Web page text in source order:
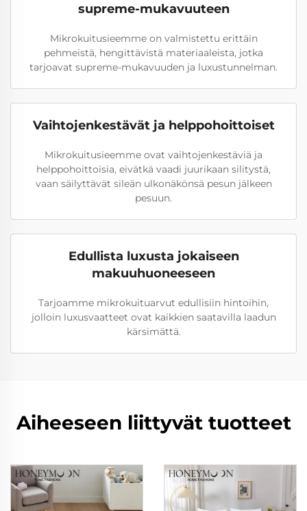
supreme-mukavuuteen
Mikrokuitusieemme on valmistettu erittäin
pehmeistä, hengittävistä materiaaleista, jotka
tarjoavat supreme-mukavuuden ja luxustunnelman.
Vaihtojenkestävät ja helppohoittoiset
Mikrokuitusieemme ovat vaihtojenkestäviä ja
helppohoittoisia, eivätkä vaadi juurikaan silitystä,
vaan säilyttävät sileän ulkonäkönsä pesun jälkeen
pesuun.
Edullista luxusta jokaiseen
makuuhuoneeseen
Tarjoamme mikrokuituarvut edullisiin hintoihin,
jolloin luxusvaatteet ovat kaikkien saatavilla laadun
kärsimättä.
Aiheeseen liittyvät tuotteet